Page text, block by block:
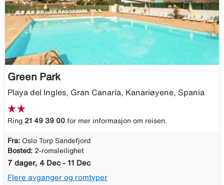
Green Park
Playa del Ingles, Gran Canaria, Kanariøyene, Spania
Ring 21 49 39 00 for mer informasjon om reisen.
Fra: Oslo Torp Sandefjord
Bosted: 2-romsleilighet
7 dager, 4 Dec - 11 Dec
Flere avganger og romtyper